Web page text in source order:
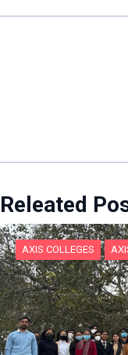
Releated
AXIS COLLEGES